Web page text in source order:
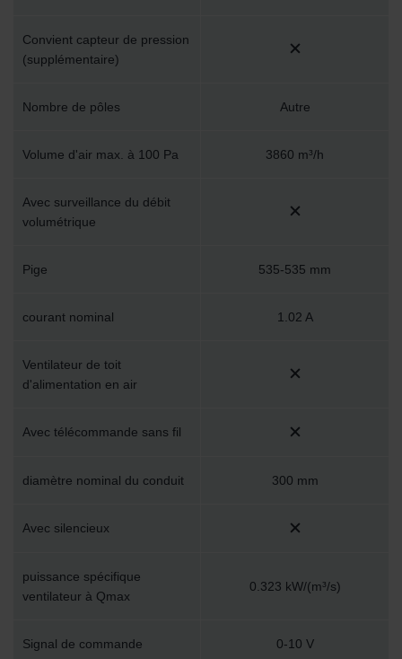
Convient capteur de pression
(supplémentaire)
Nombre de pôles Autre
Volume d'air max. à 100 Pa 3860 m³/h
Avec surveillance du débit
volumétrique
Pige 535-535 mm
courant nominal 1.02 A
Ventilateur de toit
d'alimentation en air
Avec télécommande sans fil
diamètre nominal du conduit 300 mm
Avec silencieux
puissance spécifique
ventilateur à Qmax
0.323 kW/(m³/s)
Signal de commande 0-10 V